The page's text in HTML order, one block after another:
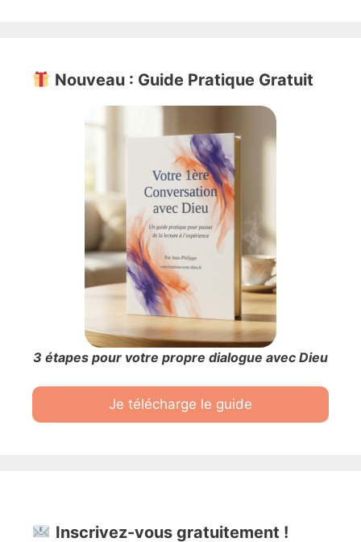
Nouveau : Guide Pratique Gratuit
3 étapes pour votre propre dialogue avec Dieu
Je télécharge le guide
Inscrivez-vous gratuitement !